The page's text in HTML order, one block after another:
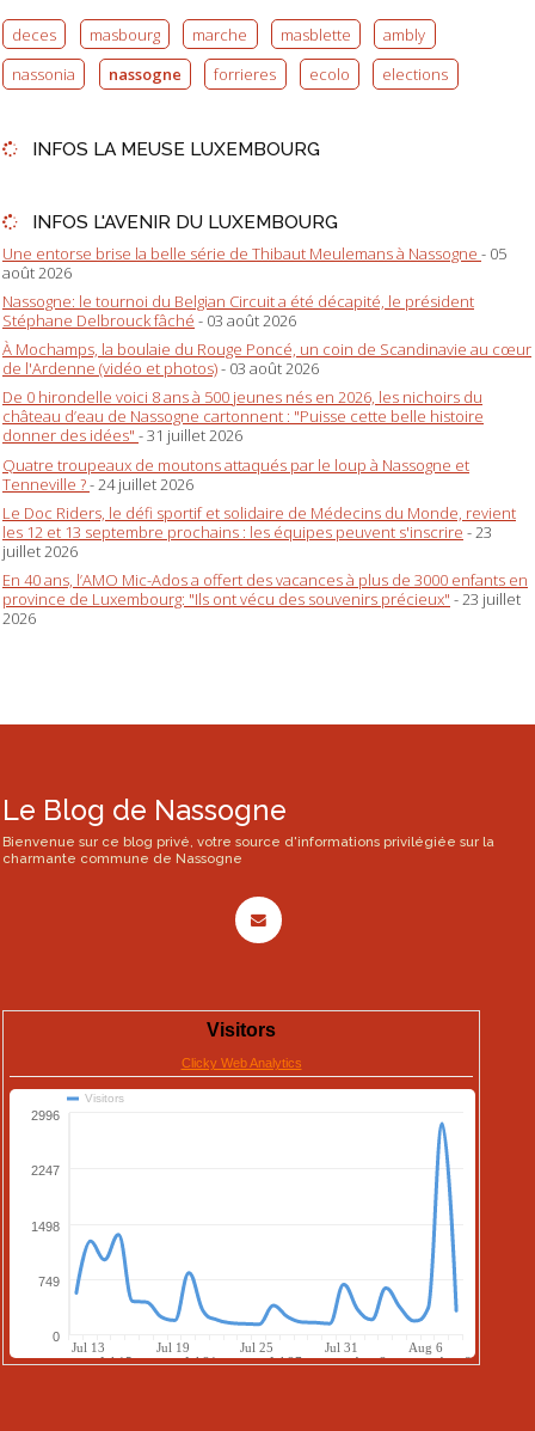
deces masbourg marche masblette
ambly
nassonia
nassogne forrieres ecolo elections
INFOS LA MEUSE LUXEMBOURG
INFOS L'AVENIR DU LUXEMBOURG
Une entorse brise la belle série de Thibaut Meulemans à Nassogne - 05
août 2026
Nassogne: le tournoi du Belgian Circuit a été décapité, le président
Stéphane Delbrouck fâché - 03 août 2026
À Mochamps, la boulaie du Rouge Poncé, un coin de Scandinavie au cœur
de l'Ardenne (vidéo et photos)- 03 août 2026
De 0 hirondelle voici 8 ans à 500 jeunes nés en 2026, les nichoirs du
château d’eau de Nassogne cartonnent : "Puisse cette belle histoire
donner des idées" - 31 juillet 2026
Quatre troupeaux de moutons attaqués par le loup à Nassogne et
Tenneville ?- 24 juillet 2026
Le Doc Riders, le défi sportif et solidaire de Médecins du Monde, revient
les 12 et 13 septembre prochains : les équipes peuvent s'inscrire - 23
juillet 2026
En 40 ans, l’AMO Mic-Ados a offert des vacances à plus de 3000 enfants en
province de Luxembourg: "Ils ont vécu des souvenirs précieux" - 23 juillet
2026
Le Blog de Nassogne
Bienvenue sur ce blog privé, votre source d'informations privilégiée sur la
charmante commune de Nassogne